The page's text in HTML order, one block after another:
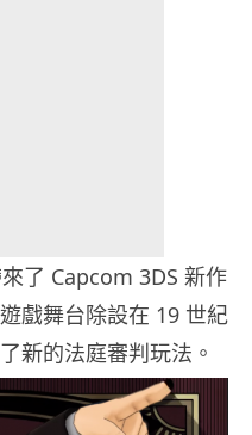
了 Capcom 3DS 新作
戲舞台除設在 19 世紀
新的法庭審判玩法。